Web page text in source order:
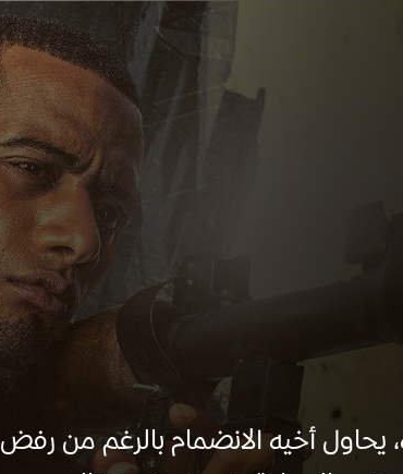
يحاول أخيه الانضمام بالرغم من رفض